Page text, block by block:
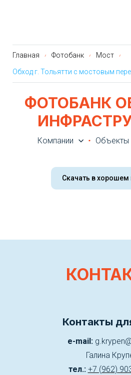
Главная Фотобанк Мост
Обход г. Тольятти с мостовым
ФОТОБАНК
Компании Объекты
Скачать в хорошем
Контакты
e-mail:
Галина
тел.: +7 (962)